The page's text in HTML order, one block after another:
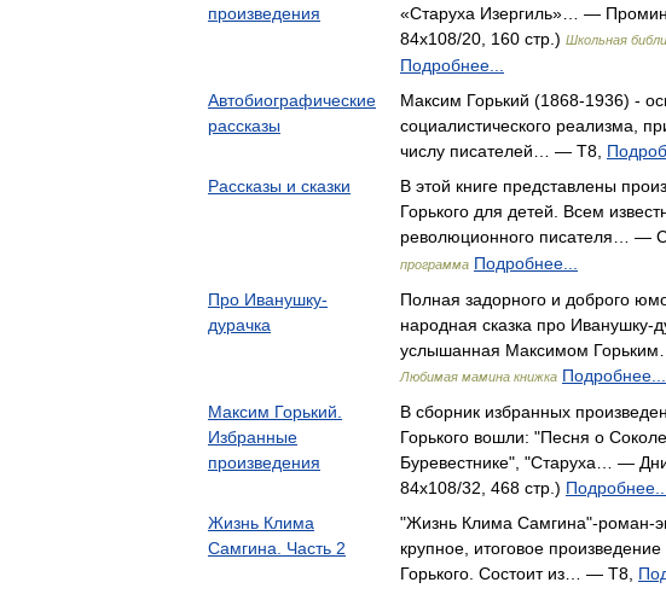
произведения
«Старуха Изергиль»… —
84x108/20, 160 стр.) Школьная
Подробнее...
Автобиографические
рассказы
Максим Горький (1868-1936) -
социалистического реализма,
числу писателей… — Т8,
Рассказы и сказки
В этой книге представлены
Горького для детей. Всем
революционного писателя… —
программа Подробнее...
Про Иванушку-
дурачка
Полная задорного и доброго
народная сказка про Иванушку-
услышанная Максимом
Любимая мамина книжка Подробнее...
Максим Горький.
Избранные
произведения
В сборник избранных
Горького вошли: "Песня о
Буревестнике", "Старуха… —
84x108/32, 468 стр.) Подробнее...
Жизнь Клима
Самгина. Часть 2
"Жизнь Клима Самгина"-роман-
крупное, итоговое
Горького. Состоит из… — Т8,